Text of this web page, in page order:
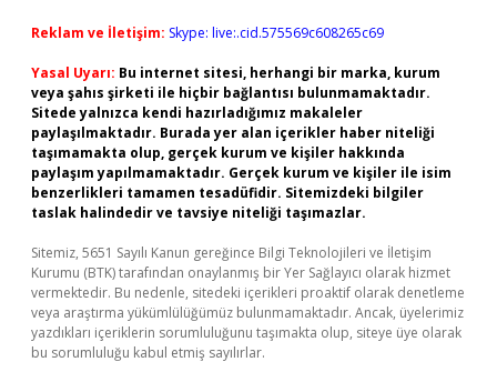
Reklam ve İletişim: Skype: live:.cid.575569c608265c69
Yasal Uyarı: Bu internet sitesi, herhangi bir marka, kurum
veya şahıs şirketi ile hiçbir bağlantısı bulunmamaktadır.
Sitede yalnızca kendi hazırladığımız makaleler
paylaşılmaktadır. Burada yer alan içerikler haber niteliği
taşımamakta olup, gerçek kurum ve kişiler hakkında
paylaşım yapılmamaktadır. Gerçek kurum ve kişiler ile isim
benzerlikleri tamamen tesadüfidir. Sitemizdeki bilgiler
taslak halindedir ve tavsiye niteliği taşımazlar.
Sitemiz, 5651 Sayılı Kanun gereğince Bilgi Teknolojileri ve İletişim
Kurumu (BTK) tarafından onaylanmış bir Yer Sağlayıcı olarak hizmet
vermektedir. Bu nedenle, sitedeki içerikleri proaktif olarak denetleme
veya araştırma yükümlülüğümüz bulunmamaktadır. Ancak, üyelerimiz
yazdıkları içeriklerin sorumluluğunu taşımakta olup, siteye üye olarak
bu sorumluluğu kabul etmiş sayılırlar.